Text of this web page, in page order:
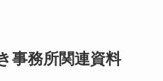
事務所関連資料